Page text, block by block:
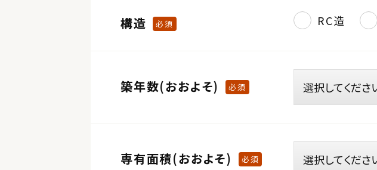
構造 必須 RC造
築年数(おおよそ) 必須
専有面積(おおよそ) 必須